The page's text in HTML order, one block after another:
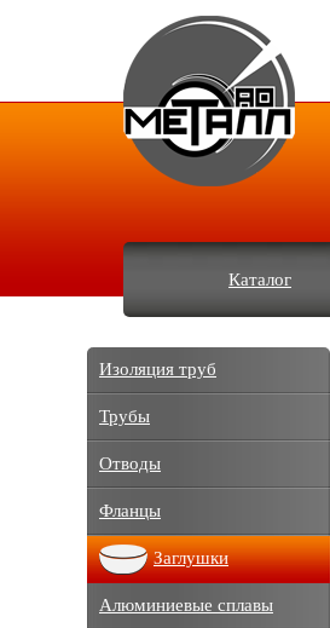
Каталог
Изоляция труб
Трубы
Отводы
Фланцы
Заглушки
Алюминиевые сплавы